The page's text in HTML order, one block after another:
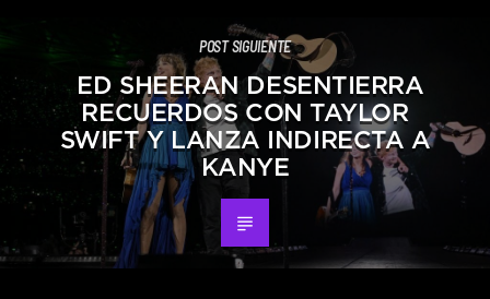
POST SIGUIENTE
ED SHEERAN DESENTIERRA
RECUERDOS CON TAYLOR
SWIFT Y LANZA INDIRECTA A
KANYE